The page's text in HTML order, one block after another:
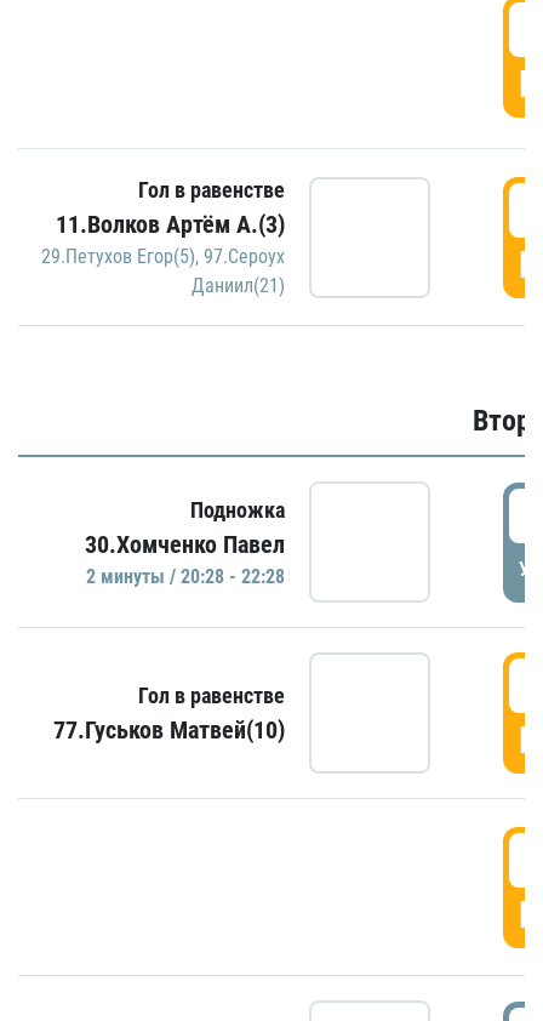
Гол в равенстве
11.Волков Артём А.(3)
29.Петухов Егор(5), 97.Сероух
Даниил(21)
Подножка
30.Хомченко Павел
2 минуты / 20:28 - 22:28
Гол в равенстве
77.Гуськов Матвей(10)